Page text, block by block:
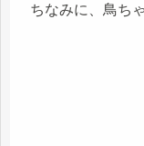
ちなみに、鳥ち